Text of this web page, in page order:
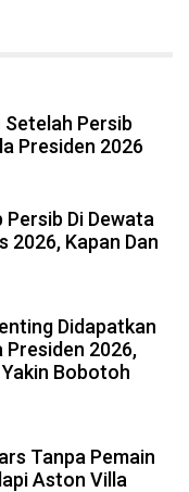
Persib
Presiden 2026
Di Dewata
2026, Kapan Dan
Didapatkan
Presiden 2026,
Bobotoh
Tanpa Pemain
Aston Villa